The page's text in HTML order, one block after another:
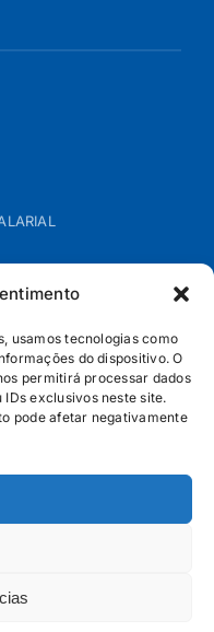
usamos tecnologias como
do dispositivo. O
permitirá processar dados
exclusivos neste site.
pode afetar negativamente
reservados | SAC